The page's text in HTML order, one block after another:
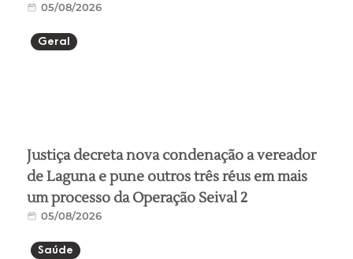
05/08/2026
Geral
Justiça decreta nova condenação a vereador
de Laguna e pune outros três réus em mais
um processo da Operação Seival 2
05/08/2026
Saúde